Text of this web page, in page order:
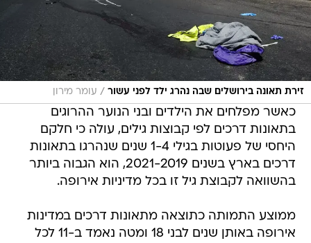
זירת תאונה בירושלים שבה נהרג ילד לפני עשור / עומר מירון
כאשר מפלחים את הילדים ובני הנוער ההרוגים
בתאונות דרכים לפי קבוצות גילים, עולה כי חלקם
היחסי של פעוטות בגילי 1-4 שנים שנהרגו בתאונות
דרכים בארץ בשנים 2021-2019, הוא הגבוה ביותר
בהשוואה לקבוצת גיל זו בכל מדיניות אירופה.
ממוצע התמותה כתוצאה מתאונות דרכים במדינות
אירופה באותן שנים לבני 18 ומטה נאמד ב-11 לכל